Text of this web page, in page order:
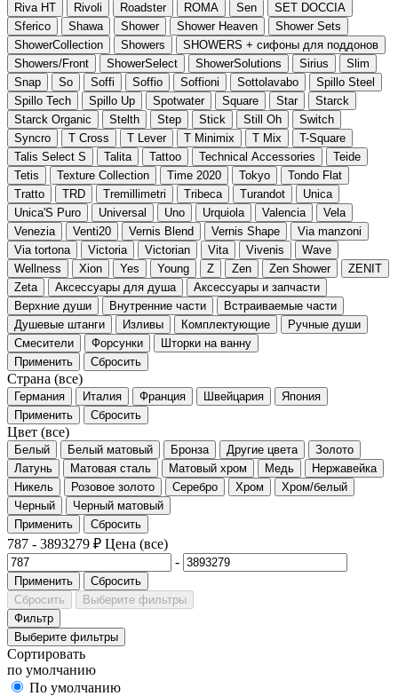
Riva HT
Rivoli Roadster ROMA Sen
SET DOCCIA
Sferico
Shawa Shower Shower Heaven
Shower Sets
ShowerCollection
Showers
SHOWERS + сифоны для поддонов
Showers/Front
ShowerSelect ShowerSolutions Sirius
Slim
Snap
So Soffi Soffio Soffioni Sottolavabo
Spillo Steel
Spillo Tech
Spillo Up Spotwater Square Star
Starck
Starck Organic
Stelth Step Stick Still Oh
Switch
Syncro
T Cross T Lever T Minimix T Mix
T-Square
Talis Select S
Talita Tattoo Technical Accessories
Teide
Tetis
Texture Collection Time 2020 Tokyo
Tondo Flat
Tratto
TRD Tremillimetri Tribeca Turandot
Unica
Unica'S Puro
Universal Uno Urquiola Valencia
Vela
Venezia
Venti20 Vernis Blend Vernis Shape
Via manzoni
Via tortona
Victoria Victorian Vita Vivenis
Wave
Wellness
Xion Yes Young Z Zen Zen Shower
ZENIT
Zeta
Аксессуары для душа
Аксессуары и запчасти
Верхние души
Внутренние части
Встраиваемые части
Душевые штанги
Изливы Комплектующие
Ручные души
Смесители
Форсунки
Шторки на ванну
Применить
Сбросить
Страна (все)
Германия Италия Франция Швейцария
Япония
Применить
Сбросить
Цвет (все)
Белый Белый матовый Бронза Другие цвета
Золото
Латунь
Матовая сталь Матовый хром Медь
Нержавейка
Никель
Розовое золото Серебро Хром
Хром/белый
Черный
Черный матовый
Применить
Сбросить
787 - 3893279 ₽ Цена (все)
-
Применить
Сбросить
Сбросить
Выберите фильтры
Фильтр
Выберите фильтры
Сортировать
по умолчанию
По умолчанию